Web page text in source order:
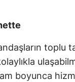
toplu
boyunca